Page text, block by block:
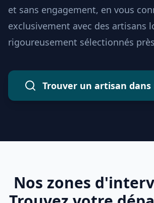
et sans engagement, en vous
exclusivement avec des artisans
rigoureusement sélectionnés
Trouver un artisan
Nos zones